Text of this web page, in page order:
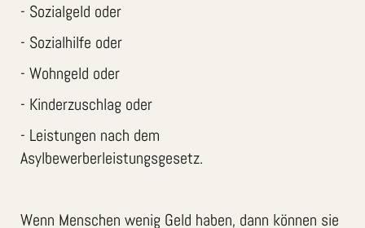
- Sozialgeld oder
- Sozialhilfe oder
- Wohngeld oder
- Kinderzuschlag oder
- Leistungen nach dem
Asylbewerberleistungsgesetz.
Wenn Menschen wenig Geld haben, dann können sie